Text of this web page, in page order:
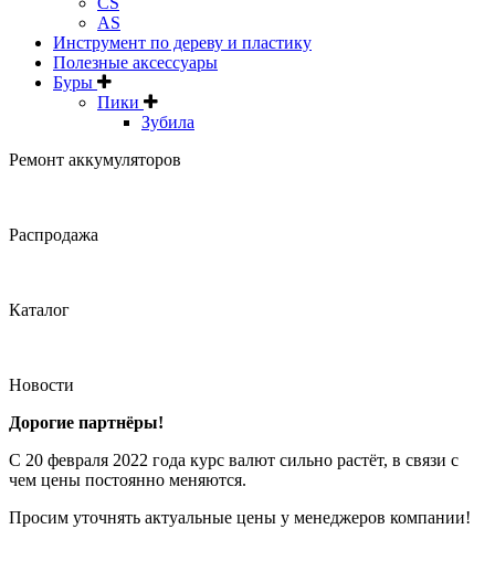
AS
Инструмент по дереву и пластику
Полезные аксессуары
Буры
Пики
Зубила
Ремонт аккумуляторов
Распродажа
Каталог
Новости
Дорогие партнёры!
С 20 февраля 2022 года курс валют сильно растёт, в связи с
чем цены постоянно меняются.
Просим уточнять актуальные цены у менеджеров компании!